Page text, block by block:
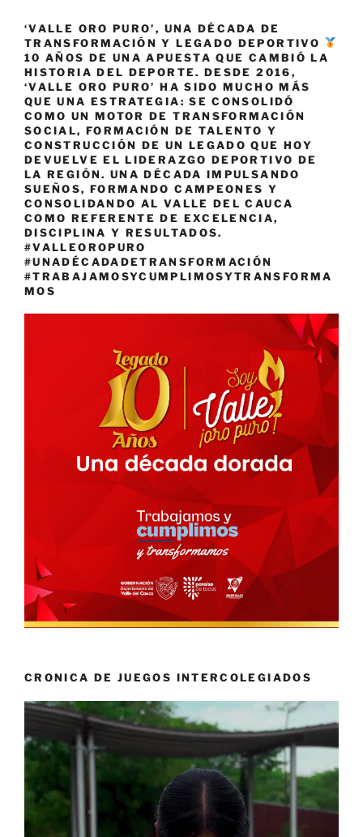
‘VALLE ORO PURO’, UNA DÉCADA DE
TRANSFORMACIÓN Y LEGADO DEPORTIVO
10 AÑOS DE UNA APUESTA QUE CAMBIÓ LA
HISTORIA DEL DEPORTE. DESDE 2016,
‘VALLE ORO PURO’ HA SIDO MUCHO MÁS
QUE UNA ESTRATEGIA: SE CONSOLIDÓ
COMO UN MOTOR DE TRANSFORMACIÓN
SOCIAL, FORMACIÓN DE TALENTO Y
CONSTRUCCIÓN DE UN LEGADO QUE HOY
DEVUELVE EL LIDERAZGO DEPORTIVO DE
LA REGIÓN. UNA DÉCADA IMPULSANDO
SUEÑOS, FORMANDO CAMPEONES Y
CONSOLIDANDO AL VALLE DEL CAUCA
COMO REFERENTE DE EXCELENCIA,
DISCIPLINA Y RESULTADOS.
#VALLEOROPURO
#UNADÉCADADETRANSFORMACIÓN
#TRABAJAMOSYCUMPLIMOSYTRANSFORMA
MOS
CRONICA DE JUEGOS INTERCOLEGIADOS
Reproductor
vídeo